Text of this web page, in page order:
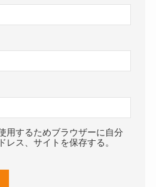
用するためブラウザーに自分
レス、サイトを保存する。